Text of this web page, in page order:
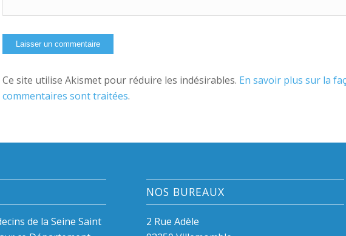
Ce site utilise Akismet pour réduire les indésirables. En savoir plus sur la
commentaires sont traitées.
de la Seine Saint
NOS BUREAUX
2 Rue Adèle